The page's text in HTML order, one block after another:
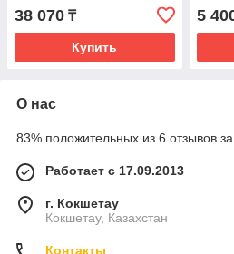
38 070 ₸
Купить
5
О нас
83% положительных из 6 отзывов
Работает с 17.09.2013
г. Кокшетау
Кокшетау, Казахстан
Контакты